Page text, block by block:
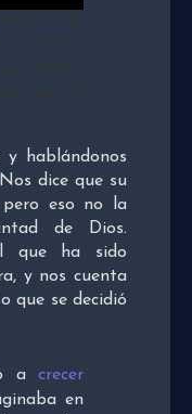
y hablándonos
dice que su
eso no la
de Dios.
que ha sido
y nos cuenta
que se decidió
a crecer
en